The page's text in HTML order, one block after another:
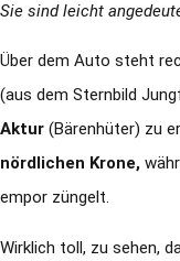
Sie sind leicht
Über dem Auto steht
(aus dem Sternbild
Aktur (Bärenhüter) zu
nördlichen Krone,
empor züngelt.
Wirklich toll, zu sehen,